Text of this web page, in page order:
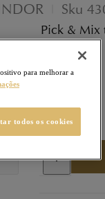
Sku
Pick &
449,90
299,99 %
para melhorar a
todos os cookies